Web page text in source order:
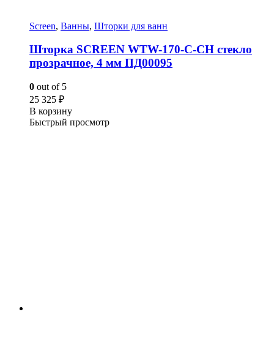
Screen, Ванны, Шторки для ванн
Шторка SCREEN WTW-170-C-CH стекло
прозрачное, 4 мм ПД00095
0 out of 5
25 325 ₽
В корзину
Быстрый просмотр